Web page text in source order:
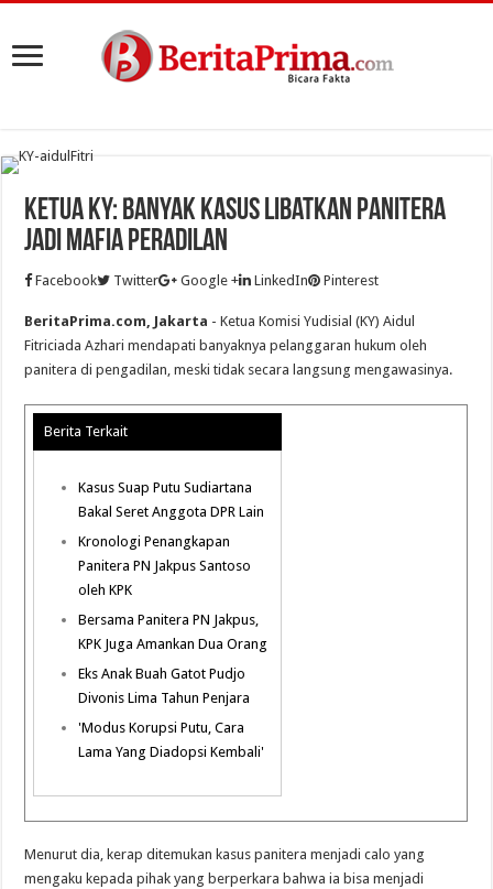
Ketua KY: Banyak Kasus Libatkan Panitera
Jadi Mafia Peradilan
Facebook Twitter Google + LinkedIn Pinterest
BeritaPrima.com, Jakarta - Ketua Komisi Yudisial (KY) Aidul
Fitriciada Azhari mendapati banyaknya pelanggaran hukum oleh
panitera di pengadilan, meski tidak secara langsung mengawasinya.
Berita Terkait
Kasus Suap Putu Sudiartana
Bakal Seret Anggota DPR Lain
Kronologi Penangkapan
Panitera PN Jakpus Santoso
oleh KPK
Bersama Panitera PN Jakpus,
KPK Juga Amankan Dua Orang
Eks Anak Buah Gatot Pudjo
Divonis Lima Tahun Penjara
'Modus Korupsi Putu, Cara
Lama Yang Diadopsi Kembali'
Menurut dia, kerap ditemukan kasus panitera menjadi calo yang
mengaku kepada pihak yang berperkara bahwa ia bisa menjadi